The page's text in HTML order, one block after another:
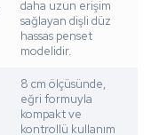
daha uzun erişim
sağlayan dişli düz
hassas penset
modelidir.
8 cm ölçüsünde,
eğri formuyla
kompakt ve
kontrollü kullanım